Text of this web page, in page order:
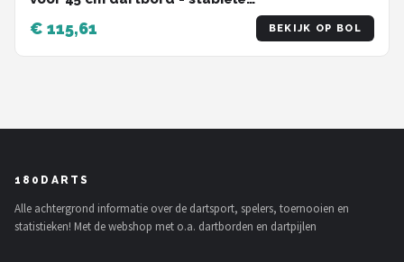
wandbescherming - Eva - ø 71 cm Dartbord
€ 115,61 BEKIJK OP BOL
180DARTS
Alle achtergrond informatie over de dartsport, spelers, toernooien en
statistieken! Met de webshop met o.a. dartborden en dartpijlen